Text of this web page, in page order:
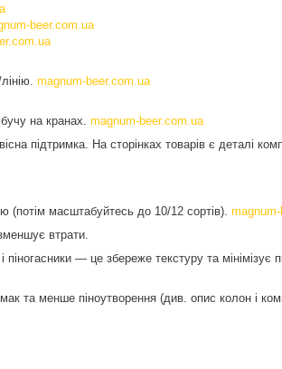
beer.com.ua
magnum-beer.com.ua
на кранах. magnum-beer.com.ua
підтримка. На сторінках товарів є деталі
(потім масштабуйтесь до 10/12 сортів).
втрати.
— це збереже текстуру та мінімізує
та менше піноутворення (див. опис колон і